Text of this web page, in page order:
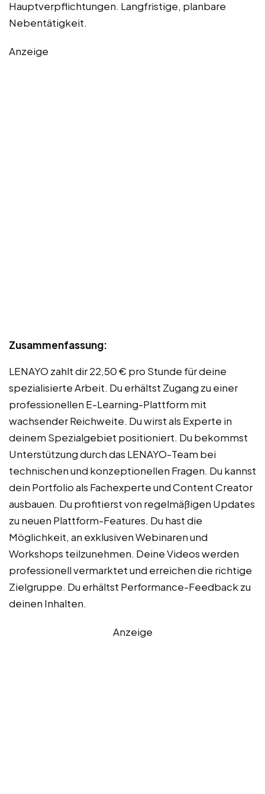
Hauptverpflichtungen. Langfristige, planbare
Nebentätigkeit.
Anzeige
Zusammenfassung:
LENAYO zahlt dir 22,50 € pro Stunde für deine
spezialisierte Arbeit. Du erhältst Zugang zu einer
professionellen E-Learning-Plattform mit
wachsender Reichweite. Du wirst als Experte in
deinem Spezialgebiet positioniert. Du bekommst
Unterstützung durch das LENAYO-Team bei
technischen und konzeptionellen Fragen. Du kannst
dein Portfolio als Fachexperte und Content Creator
ausbauen. Du profitierst von regelmäßigen Updates
zu neuen Plattform-Features. Du hast die
Möglichkeit, an exklusiven Webinaren und
Workshops teilzunehmen. Deine Videos werden
professionell vermarktet und erreichen die richtige
Zielgruppe. Du erhältst Performance-Feedback zu
deinen Inhalten.
Anzeige